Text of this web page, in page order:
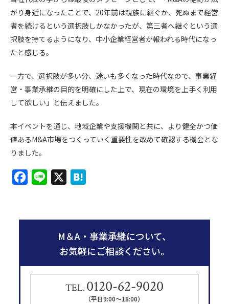
がり身近になったことで、20年前は親族に継ぐか、死ぬまで経営
者を続けるという選択肢しかなかったが、第三者へ継ぐという選
択肢を持てるようになり、中小企業経営者が報われる時代になっ
たと感じる。
一方で、選択肢が多い分、迷いも多くなった時代なので、事業経
営・事業承継の目的を明確にした上で、現在の環境を上手く利用
して欲しい」と伝えました。
本イベントを通じ、地域企業や支援機関と共に、より健全かつ価
値あるM&A市場をつくっていく重要性を改めて確認する機会とな
りました。
e
o
e
e
n
a
M＆A・事業承継について、
お気軽にご相談ください。
TEL.0120-62-9020
（平日9:00〜18:00）